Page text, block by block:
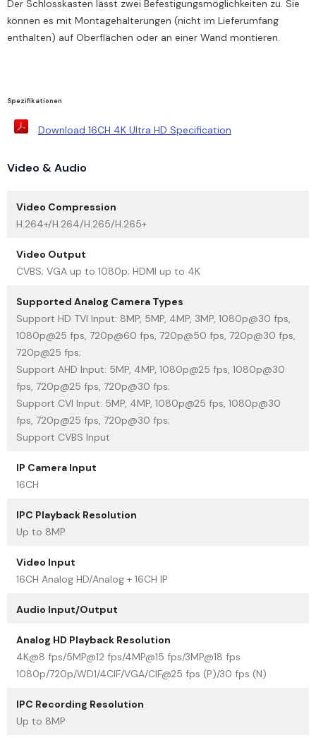
Der Schlosskasten lässt zwei Befestigungsmöglichkeiten zu. Sie
können es mit Montagehalterungen (nicht im Lieferumfang
enthalten) auf Oberflächen oder an einer Wand montieren.
Spezifikationen
Download 16CH 4K Ultra HD Specification
Video & Audio
Video Compression
H.264+/H.264/H.265/H.265+
Video Output
CVBS; VGA up to 1080p; HDMI up to 4K
Supported Analog Camera Types
Support HD TVI Input: 8MP, 5MP, 4MP, 3MP, 1080p@30 fps,
1080p@25 fps, 720p@60 fps, 720p@50 fps, 720p@30 fps,
720p@25 fps;
Support AHD Input: 5MP, 4MP, 1080p@25 fps, 1080p@30
fps, 720p@25 fps, 720p@30 fps;
Support CVI Input: 5MP, 4MP, 1080p@25 fps, 1080p@30
fps, 720p@25 fps, 720p@30 fps;
Support CVBS Input
IP Camera Input
16CH
IPC Playback Resolution
Up to 8MP
Video Input
16CH Analog HD/Analog + 16CH IP
Audio Input/Output
Analog HD Playback Resolution
4K@8 fps/5MP@12 fps/4MP@15 fps/3MP@18 fps
1080p/720p/WD1/4CIF/VGA/CIF@25 fps (P)/30 fps (N)
IPC Recording Resolution
Up to 8MP